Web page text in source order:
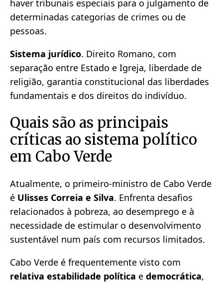
haver tribunais especiais para o julgamento de
determinadas categorias de crimes ou de
pessoas.
Sistema jurídico. Direito Romano, com
separação entre Estado e Igreja, liberdade de
religião, garantia constitucional das liberdades
fundamentais e dos direitos do indivíduo.
Quais são as principais
críticas ao sistema político
em Cabo Verde
Atualmente, o primeiro-ministro de Cabo Verde
é Ulisses Correia e Silva. Enfrenta desafios
relacionados à pobreza, ao desemprego e à
necessidade de estimular o desenvolvimento
sustentável num país com recursos limitados.
Cabo Verde é frequentemente visto com
relativa estabilidade política e democrática,